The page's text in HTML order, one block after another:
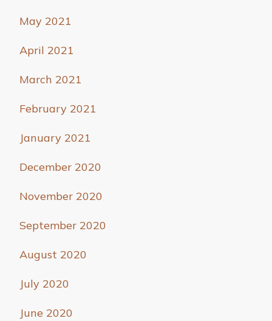
May 2021
April 2021
March 2021
February 2021
January 2021
December 2020
November 2020
September 2020
August 2020
July 2020
June 2020